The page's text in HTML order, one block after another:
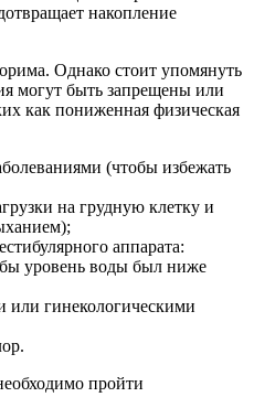
накопление
Однако стоит упомянуть
могут быть запрещены или
как пониженная физическая
(чтобы избежать
на грудную клетку и
аппарата:
уровень воды был ниже
или гинекологическими
пройти